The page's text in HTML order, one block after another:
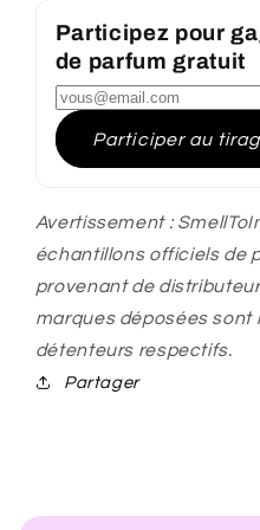
Participez pour
de parfum gratuit
Participer au
Avertissement :
échantillons officiels de
provenant de
marques déposées sont
détenteurs respectifs.
Partager